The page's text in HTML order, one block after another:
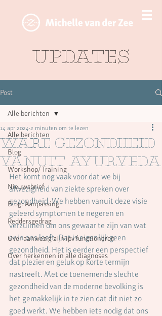
Updates
Post
Alle berichten
Blog
Workshop/ Training
Nieuwsbrief
Blog: Aanpassing
Reddersgedrag
Over aanwezig zijn ipv functioneren
Over herkennen in alle diagnoses
Alle berichten
Ware gezondheid
vanuit ayurveda
14 apr 2024 2 minuten om te lezen
Het komt nog vaak voor dat we bij
afwezigheid van ziekte spreken over
gezondheid. We hebben vanuit deze visie
geleerd symptomen te negeren en
verzuimen om ons gewaar te zijn van wat
er in ons leeft. Dat is eigenlijk geen
gezondheid. Het is eerder een perspectief
dat plezier en geluk op korte termijn
nastreeft. Met de toenemende slechte
gezondheid van de moderne bevolking is
het gemakkelijk in te zien dat dit niet zo
goed werkt. We hebben iets nodig dat ons